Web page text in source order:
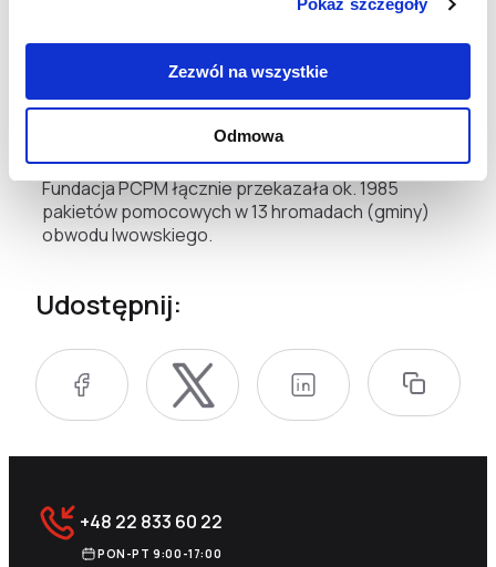
Pokaż szczegóły
Zezwól na wszystkie
Odmowa
zniszczone tak jak Bachmut. W truskawieckim
to do nich trafiły pakiety ze środkami higienicznymi.
Uchodźcy dostali płyny do mycia, szampony,
proszki do prania i wiele różnych potrzebnych
Fundacja PCPM łącznie przekazała ok. 1985
pakietów pomocowych w 13 hromadach (gminy)
obwodu lwowskiego.
Udostępnij:
+48 22 833 60 22
PON-PT 9:00-17:00